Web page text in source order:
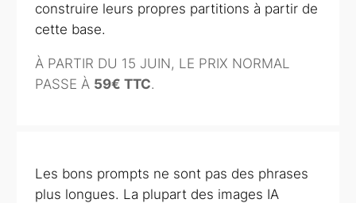
construire leurs propres partitions à partir de
cette base.
À PARTIR DU 15 JUIN, LE PRIX NORMAL
PASSE À 59€ TTC.
Les bons prompts ne sont pas des phrases
plus longues. La plupart des images IA